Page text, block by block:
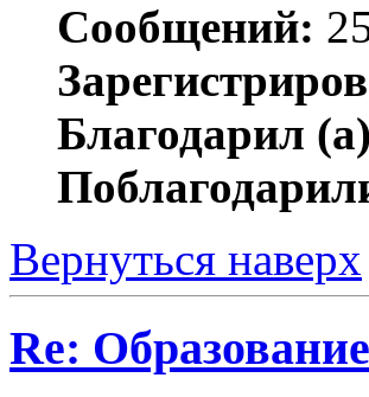
Сообщений:
Благодарил
Вернуться наверх
Re: